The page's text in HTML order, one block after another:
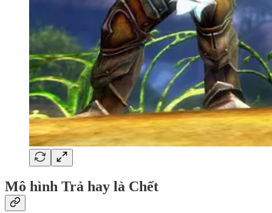
Mô hình Trả hay là Chết